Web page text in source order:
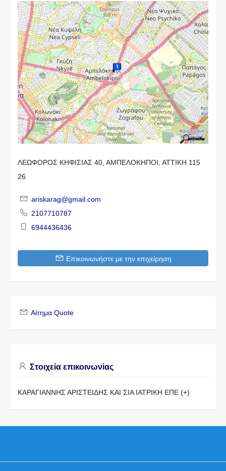
ΛΕΩΦΟΡΟΣ ΚΗΦΙΣΙΑΣ 40, ΑΜΠΕΛΟΚΗΠΟΙ, ΑΤΤΙΚΗ 115
26
ariskarag@gmail.com
2107710787
6944436436
Επικοινωνήστε με την επιχείρηση
Αίτημα Quote
Στοιχεία επικοινωνίας
ΚΑΡΑΓΙΑΝΝΗΣ ΑΡΙΣΤΕΙΔΗΣ ΚΑΙ ΣΙΑ ΙΑΤΡΙΚΗ ΕΠΕ (+)